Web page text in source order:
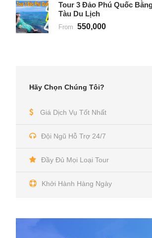
Tour 3 Đảo Phú Quốc
Tàu Du Lịch
From 550,000
Hãy Chọn Chúng Tôi?
Giá Dịch Vụ Tốt Nhất
Đội Ngũ Hỗ Trợ 24/7
Đầy Đủ Mọi Loại Tour
Khởi Hành Hàng Ngày